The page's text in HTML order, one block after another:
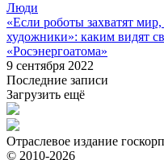
Люди
«Если роботы захватят
художники»: каким видят
«Росэнергоатома»
9 сентября 2022
Последние записи
Загрузить ещё
Отраслевое издание
© 2010-2026